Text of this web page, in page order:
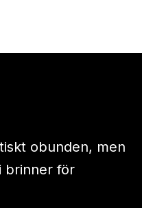
obunden, men
brinner för